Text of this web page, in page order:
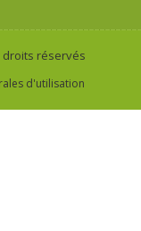
droits réservés
d'utilisation